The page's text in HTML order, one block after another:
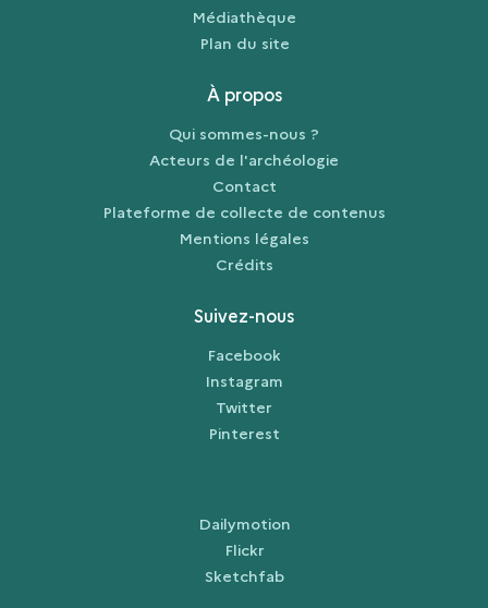
Médiathèque
Plan du site
À propos
Qui sommes-nous ?
Acteurs de l'archéologie
Contact
Plateforme de collecte de contenus
Mentions légales
Crédits
Suivez-nous
Facebook
Instagram
Twitter
Pinterest
Dailymotion
Flickr
Sketchfab